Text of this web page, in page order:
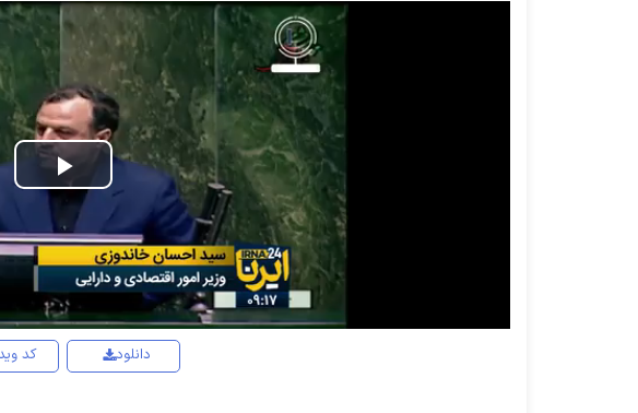
Play
Video
کد دانلود